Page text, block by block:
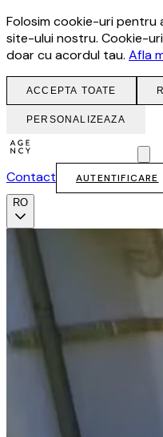
Folosim cookie-uri pentru
site-ului nostru. Cookie-
doar cu acordul tau. Afla
ACCEPTA TOATE
PERSONALIZEAZA
Contact AUTENTIFICARE
RO